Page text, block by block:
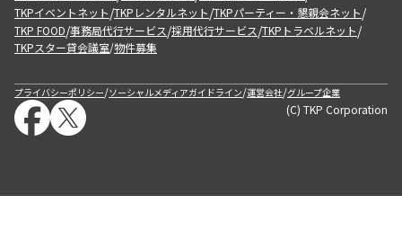
TKPイベントネット/TKPレンタルネット/TKPパーティー・懇親会ネット/
TKP FOOD/事務局代行サービス/採用代行サービス/TKPトラベルネット/
TKPスター貸会議室/物件募集
プライバシーポリシー/ソーシャルメディアガイドライン/運営会社/グループ企業
(C) TKP Corporation